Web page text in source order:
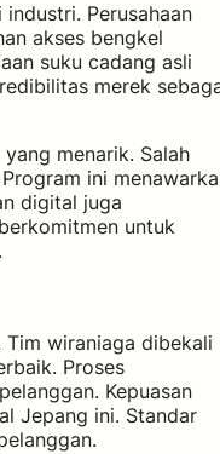
Perusahaan
akses bengkel
suku cadang asli
merek
menarik. Salah
ini
digital juga
untuk
wiraniaga dibekali
Proses
Kepuasan
Jepang ini. Standar